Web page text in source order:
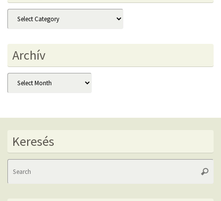
Kategóriák
Archív
Archív
Keresés